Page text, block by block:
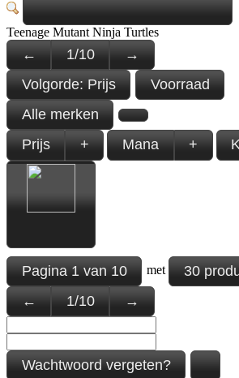
Teenage Mutant Ninja Turtles
← 1/10
→
Volgorde: Prijs
Voorraad
Alle merken
Prijs
+ Mana +
Pagina1van10 met
30
←
1/10 →
Wachtwoord vergeten?